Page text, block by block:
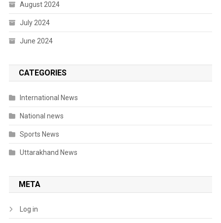
August 2024
July 2024
June 2024
CATEGORIES
International News
National news
Sports News
Uttarakhand News
META
Log in